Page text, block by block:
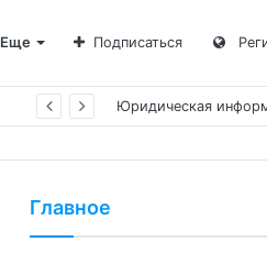
Еще Подписаться
Юридическая
Главное